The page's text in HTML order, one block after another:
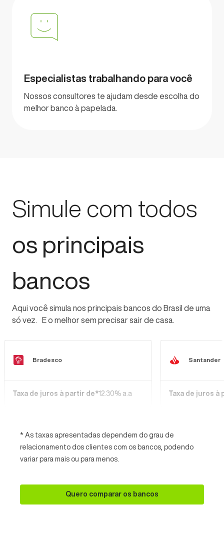
Especialistas trabalhando para você
Nossos consultores te ajudam desde escolha do
melhor banco à papelada.
Simule com todos
os principais
bancos
Aqui você simula nos principais bancos do Brasil de uma
só vez. E o melhor sem precisar sair de casa.
Bradesco
Taxa de juros à partir de*12.30% a.a
Santander
Taxa de juros à
* As taxas apresentadas dependem do grau de
relacionamento dos clientes com os bancos, podendo
variar para mais ou para menos.
Quero comparar os bancos